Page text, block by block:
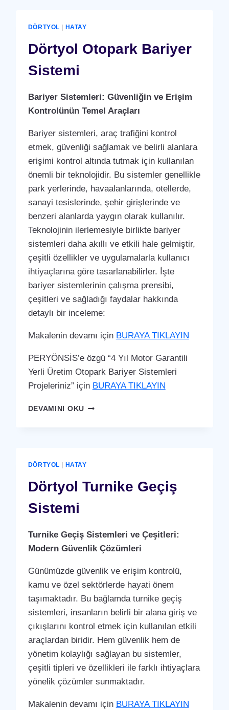
YAZILIMI
(PROGRAMI)
DÖRTYOL HATAY
Dörtyol Otopark Bariyer
Sistemi
Bariyer Sistemleri: Güvenliğin ve Erişim
Kontrolünün Temel Araçları
Bariyer sistemleri, araç trafiğini kontrol
etmek, güvenliği sağlamak ve belirli alanlara
erişimi kontrol altında tutmak için kullanılan
önemli bir teknolojidir. Bu sistemler genellikle
park yerlerinde, havaalanlarında, otellerde,
sanayi tesislerinde, şehir girişlerinde ve
benzeri alanlarda yaygın olarak kullanılır.
Teknolojinin ilerlemesiyle birlikte bariyer
sistemleri daha akıllı ve etkili hale gelmiştir,
çeşitli özellikler ve uygulamalarla kullanıcı
ihtiyaçlarına göre tasarlanabilirler. İşte
bariyer sistemlerinin çalışma prensibi,
çeşitleri ve sağladığı faydalar hakkında
detaylı bir inceleme:
Makalenin devamı için BURAYA TIKLAYIN
PERYÖNSİS’e özgü “4 Yıl Motor Garantili
Yerli Üretim Otopark Bariyer Sistemleri
Projeleriniz” için BURAYA TIKLAYIN
DEVAMINI OKUDÖRTYOL
DÖRTYOL HATAY
Dörtyol Turnike Geçiş
Sistemi
Turnike Geçiş Sistemleri ve Çeşitleri:
Modern Güvenlik Çözümleri
Günümüzde güvenlik ve erişim kontrolü,
kamu ve özel sektörlerde hayati önem
taşımaktadır. Bu bağlamda turnike geçiş
sistemleri, insanların belirli bir alana giriş ve
çıkışlarını kontrol etmek için kullanılan etkili
araçlardan biridir. Hem güvenlik hem de
yönetim kolaylığı sağlayan bu sistemler,
çeşitli tipleri ve özellikleri ile farklı ihtiyaçlara
yönelik çözümler sunmaktadır.
Makalenin devamı için BURAYA TIKLAYIN